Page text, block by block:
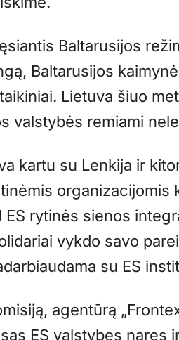
Baltarusijos
Baltarusijos
Lietuva šiuo
valstybės remiami
kartu su Lenkija ir
organizacijomis
rytinės sienos
vykdo savo
su ES
agentūrą
ES valstybes nares